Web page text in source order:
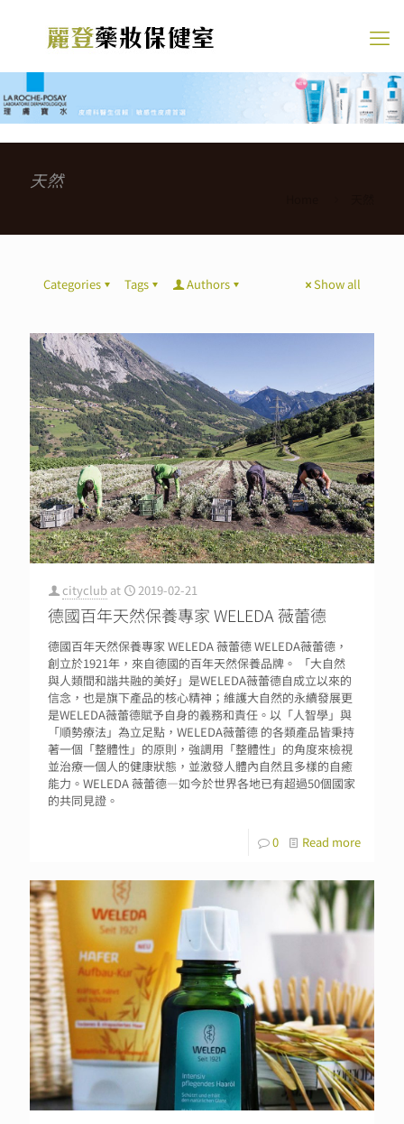
天然
Categories Tags Authors Show all
cityclub at 2019-02-21
德國百年天然保養專家 WELEDA 薇蕾德
德國百年天然保養專家 WELEDA 薇蕾德 WELEDA薇蕾德，
創立於1921年，來自德國的百年天然保養品牌。 「大自然
與人類間和諧共融的美好」是WELEDA薇蕾德自成立以來的
信念，也是旗下產品的核心精神；維護大自然的永續發展更
是WELEDA薇蕾德賦予自身的義務和責任。以「人智學」與
「順勢療法」為立足點，WELEDA薇蕾德 的各類產品皆秉持
著一個「整體性」的原則，強調用「整體性」的角度來檢視
並治療一個人的健康狀態，並激發人體內自然且多樣的自癒
能力。WELEDA 薇蕾德—如今於世界各地已有超過50個國家
的共同見證。
0 Read more